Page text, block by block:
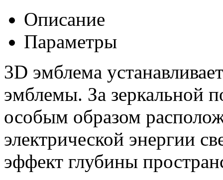
Описание
Параметры
3D эмблема
эмблемы. За зеркальной
особым образом
электрической энергии
эффект глубины